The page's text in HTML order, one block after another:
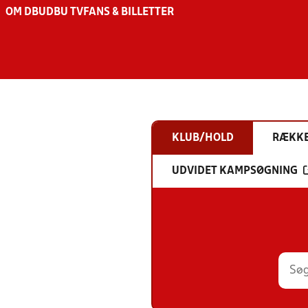
OM DBU DBU TV FANS & BILLETTER
KLUB/HOLD
UDVIDET KAMPSØGNING